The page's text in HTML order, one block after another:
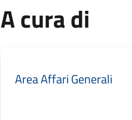
A cura di
Area Affari Generali